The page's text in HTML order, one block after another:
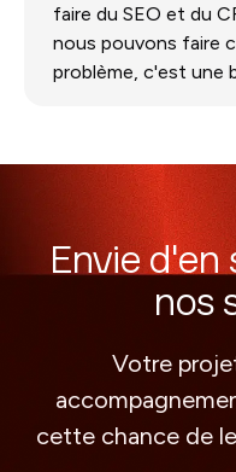
faire du SEO et du
nous pouvons faire
problème, c'est une
Envie
nos
Votre
cette chance de